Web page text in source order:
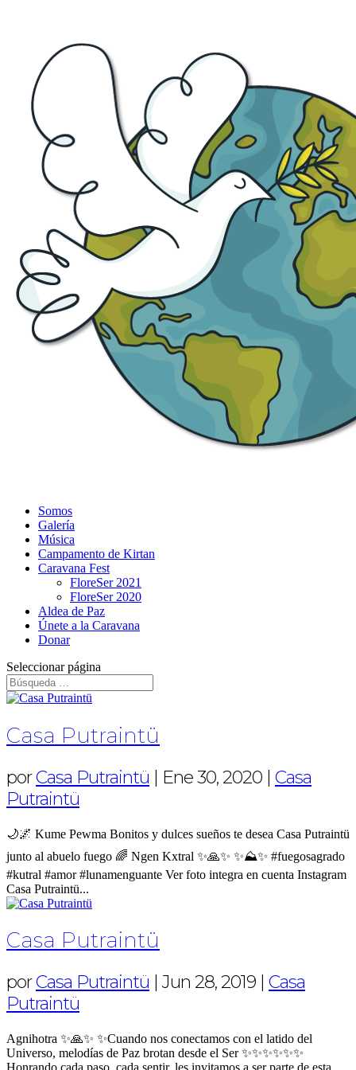
Somos
Galería
Música
Campamento de Kirtan
Caravana Fest
FloreSer 2021
FloreSer 2020
Aldea de Paz
Únete a la Caravana
Donar
Seleccionar página
Casa Putraintü
porCasa Putraintü | Ene 30, 2020 | Casa
Putraintü
🌙🌌 Kume Pewma Bonitos y dulces sueños te desea Casa Putraintü
junto al abuelo fuego 🌈 Ngen Kxtral ✨🙏✨ ✨⛰️✨ #fuegosagrado
#kutral #amor #lunamenguante Ver foto integra en cuenta Instagram
Casa Putraintü...
Casa Putraintü
porCasa Putraintü |Jun 28, 2019 Casa
Putraintü
Agnihotra ✨🙏✨ ✨Cuando nos conectamos con el latido del
Universo, melodías de Paz brotan desde el Ser ✨✨✨✨✨✨